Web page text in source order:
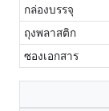
กล่องบรรจุ
ถุงพลาสติก
ซองเอกสาร